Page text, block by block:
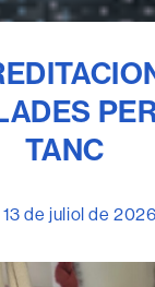
TANC
13 de juliol de 2026